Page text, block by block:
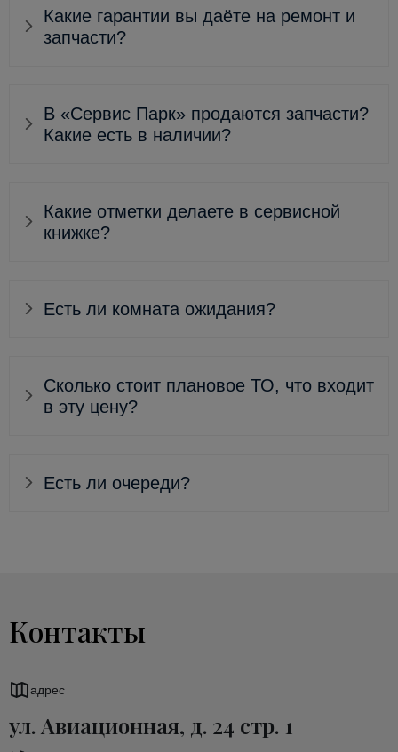
Какие гарантии вы даёте на ремонт и
запчасти?
В «Сервис Парк» продаются запчасти?
Какие есть в наличии?
Какие отметки делаете в сервисной
книжке?
Есть ли комната ожидания?
Сколько стоит плановое ТО, что входит
в эту цену?
Есть ли очереди?
Контакты
адрес
ул. Авиационная, д. 24 стр. 1